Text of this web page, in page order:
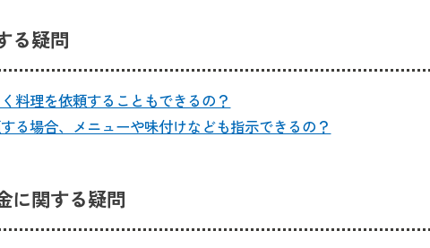
る疑問
料理を依頼することもできるの？
る場合、メニューや味付けなども指示できるの？
に関する疑問